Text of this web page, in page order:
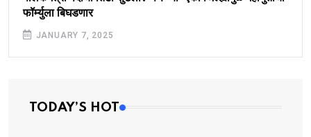
फॉर्म्युला बिघडणार
JANUARY 7, 2025
TODAY’S HOT